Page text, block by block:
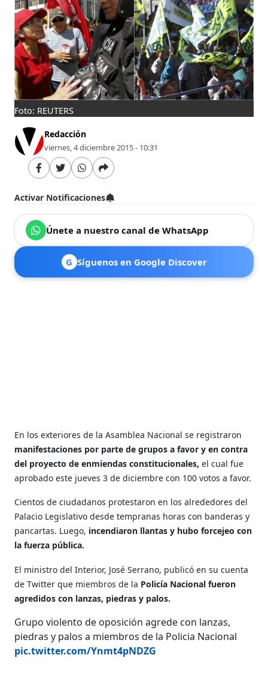
Foto: REUTERS
Redacción
viernes, 4 diciembre 2015 - 10:31
Activar Notificaciones
Únete a nuestro canal de WhatsApp
G Síguenos en Google Discover
En los exteriores de la Asamblea Nacional se registraron
manifestaciones por parte de grupos a favor y en contra
del proyecto de enmiendas constitucionales, el cual fue
aprobado este jueves 3 de diciembre con 100 votos a favor.
Cientos de ciudadanos protestaron en los alrededores del
Palacio Legislativo desde tempranas horas con banderas y
pancartas. Luego, incendiaron llantas y hubo forcejeo con
la fuerza pública.
El ministro del Interior, José Serrano, publicó en su cuenta
de Twitter que miembros de la Policía Nacional fueron
agredidos con lanzas, piedras y palos.
Grupo violento de oposición agrede con lanzas,
piedras y palos a miembros de la Policia Nacional
pic.twitter.com/Ynmt4pNDZG